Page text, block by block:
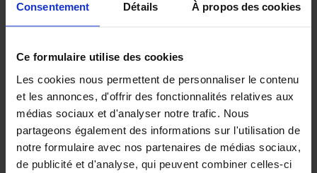
Consentement Détails À propos des cookies
Ce formulaire utilise des cookies
Les cookies nous permettent de personnaliser le contenu
et les annonces, d'offrir des fonctionnalités relatives aux
médias sociaux et d'analyser notre trafic. Nous
partageons également des informations sur l'utilisation de
notre formulaire avec nos partenaires de médias sociaux,
de publicité et d'analyse, qui peuvent combiner celles-ci
Abonnez-vous à nos news sur